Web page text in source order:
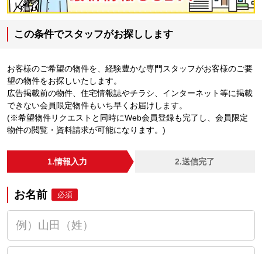
この条件でスタッフがお探しします
お客様のご希望の物件を、経験豊かな専門スタッフがお客様のご要
望の物件をお探しいたします。
広告掲載前の物件、住宅情報誌やチラシ、インターネット等に掲載
できない会員限定物件もいち早くお届けします。
(※希望物件リクエストと同時にWeb会員登録も完了し、会員限定
物件の閲覧・資料請求が可能になります。)
1.情報入力 2.送信完了
お名前 必須